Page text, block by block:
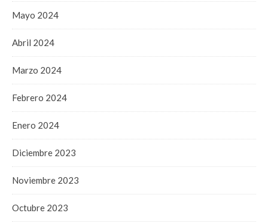
Mayo 2024
Abril 2024
Marzo 2024
Febrero 2024
Enero 2024
Diciembre 2023
Noviembre 2023
Octubre 2023